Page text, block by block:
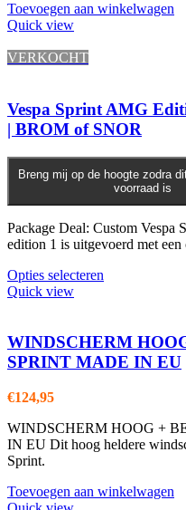
Toevoegen aan winkelwagen
Quick view
VERKOCHT
Vespa Sprint AMG
| BROM of SNOR
Breng mij op de hoogte zodra
voorraad is
Package Deal: Custom
edition 1 is uitgevoerd met
Opties selecteren
Quick view
WINDSCHERM
SPRINT MADE IN EU
€124,95
WINDSCHERM HOOG +
IN EU Dit hoog heldere
Sprint.
Toevoegen aan winkelwagen